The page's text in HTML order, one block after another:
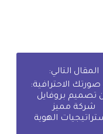
المقال التالي:
صورتك الاحترافية:
تصميم بروفايل
شركة مميز
الهوية